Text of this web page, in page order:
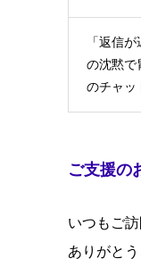
「返信
の沈黙で
のチャッ
ご支援の
いつもご
ありがとう